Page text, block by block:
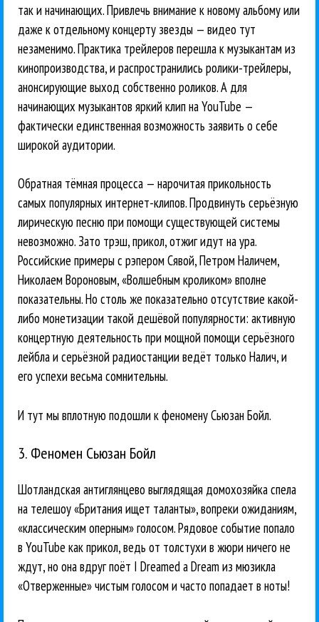
так и начинающих. Привлечь внимание к новому альбому или
даже к отдельному концерту звезды — видео тут
незаменимо. Практика трейлеров перешла к музыкантам из
кинопроизводства, и распространились ролики-трейлеры,
анонсирующие выход собственно роликов. А для
начинающих музыкантов яркий клип на YouTube —
фактически единственная возможность заявить о себе
широкой аудитории.
Обратная тёмная процесса — нарочитая прикольность
самых популярных интернет-клипов. Продвинуть серьёзную
лирическую песню при помощи существующей системы
невозможно. Зато трэш, прикол, отжиг идут на ура.
Российские примеры с рэпером Сявой, Петром Наличем,
Николаем Вороновым, «Волшебным кроликом» вполне
показательны. Но столь же показательно отсутствие какой-
либо монетизации такой дешёвой популярности: активную
концертную деятельность при мощной помощи серьёзного
лейбла и серьёзной радиостанции ведёт только Налич, и
его успехи весьма сомнительны.
И тут мы вплотную подошли к феномену Сьюзан Бойл.
3. Феномен Сьюзан Бойл
Шотландская антиглянцево выглядящая домохозяйка спела
на телешоу «Британия ищет таланты», вопреки ожиданиям,
«классическим оперным» голосом. Рядовое событие попало
в YouTube как прикол, ведь от толстухи в жюри ничего не
ждут, но она вдруг поёт I Dreamed a Dream из мюзикла
«Отверженные» чистым голосом и часто попадает в ноты!